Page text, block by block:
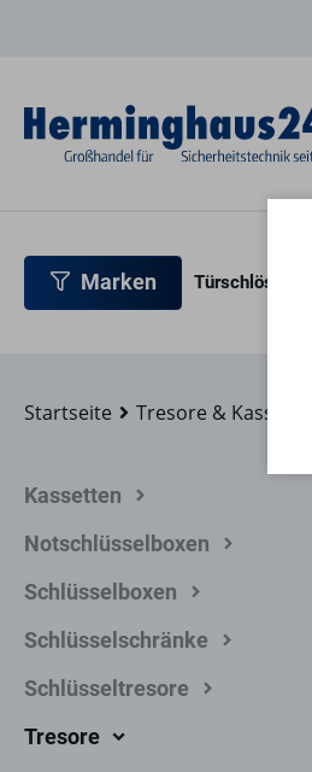
Marken Türschlösser
Startseite Tresore & Kassetten
Kassetten
Notschlüsselboxen
Schlüsselboxen
Schlüsselschränke
Schlüsseltresore
Tresore